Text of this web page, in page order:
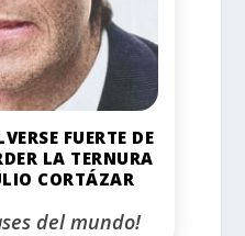
FUERTE DE
LA TERNURA
CORTÁZAR
del mundo!